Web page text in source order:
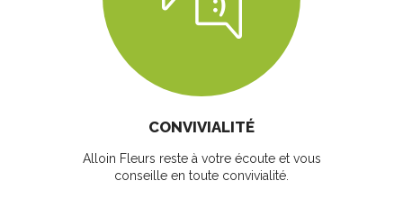
CONVIVIALITÉ
Alloin Fleurs reste à votre écoute et vous
conseille en toute convivialité.